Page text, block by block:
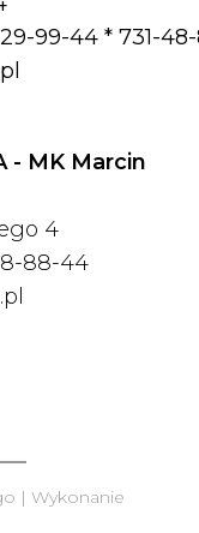
99-44 * 731-
- MK Marcin
4
88-44
| Wykonanie